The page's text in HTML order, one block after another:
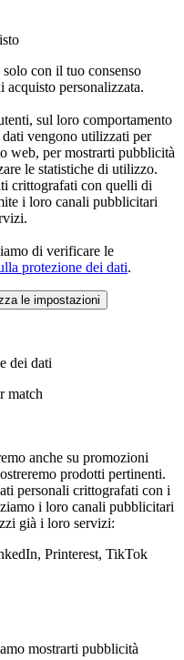
con il tuo consenso
personalizzata.
sul loro comportamento
vengono utilizzati per
web, per mostrarti pubblicità
le statistiche di utilizzo.
crittografati con quelli di
i loro canali pubblicitari
di verificare le
protezione dei dati.
le impostazioni
dei dati
match
anche su promozioni
prodotti pertinenti.
personali crittografati con i
i loro canali pubblicitari
già i loro servizi:
Printerest, TikTok
mostrarti pubblicità